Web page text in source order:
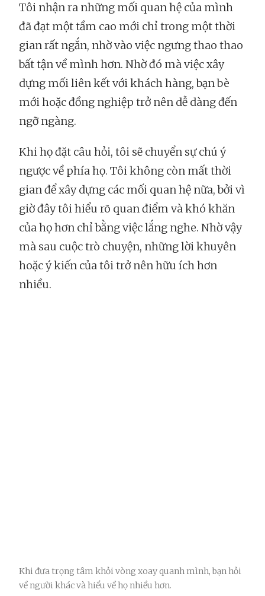
Tôi nhận ra những mối quan hệ của mình
đã đạt một tầm cao mới chỉ trong một thời
gian rất ngắn, nhờ vào việc ngưng thao thao
bất tận về mình hơn. Nhờ đó mà việc xây
dựng mối liên kết với khách hàng, bạn bè
mới hoặc đồng nghiệp trở nên dễ dàng đến
ngỡ ngàng.
Khi họ đặt câu hỏi, tôi sẽ chuyển sự chú ý
ngược về phía họ. Tôi không còn mất thời
gian để xây dựng các mối quan hệ nữa, bởi vì
giờ đây tôi hiểu rõ quan điểm và khó khăn
của họ hơn chỉ bằng việc lắng nghe. Nhờ vậy
mà sau cuộc trò chuyện, những lời khuyên
hoặc ý kiến của tôi trở nên hữu ích hơn
nhiều.
Khi đưa trọng tâm khỏi vòng xoay quanh mình, bạn hỏi
về người khác và hiểu về họ nhiều hơn.